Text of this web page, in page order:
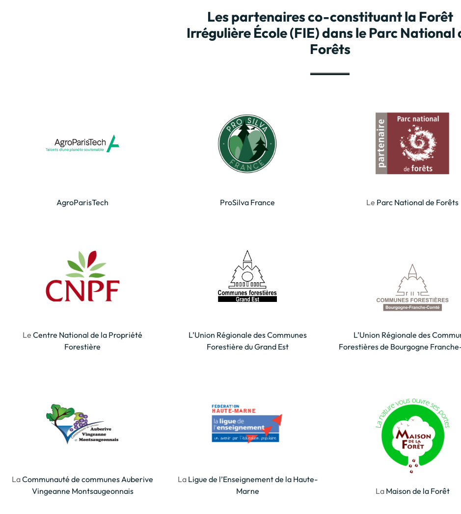
Les partenaires co-constituant la Forêt
Irrégulière École (FIE) dans le Parc National
Forêts
AgroParisTech ProSilva France Le Parc National de Forêts
Le Centre National de la Propriété
Forestière
L’Union Régionale des Communes
Forestière du Grand Est
L’Union Régionale des
Forestières de Bourgogne
LaCommunauté de communes Auberive
Vingeanne Montsaugeonnais
La Ligue de l’Enseignement de la Haute-
Marne
La Maison de la Forêt